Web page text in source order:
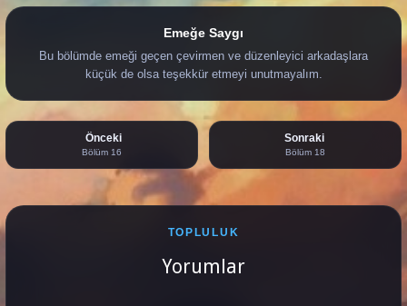
Emeğe Saygı
Bu bölümde emeği geçen çevirmen ve düzenleyici arkadaşlara
küçük de olsa teşekkür etmeyi unutmayalım.
Önceki
Bölüm 16
Sonraki
Bölüm 18
TOPLULUK
Yorumlar